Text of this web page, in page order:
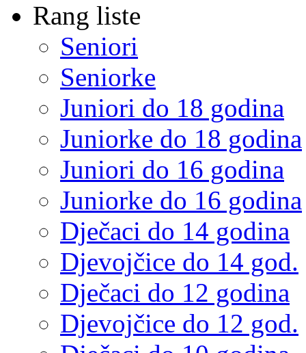
Rang liste
Seniori
Seniorke
Juniori do 18 godina
Juniorke do 18 godina
Juniori do 16 godina
Juniorke do 16 godina
Dječaci do 14 godina
Djevojčice do 14 god.
Dječaci do 12 godina
Djevojčice do 12 god.